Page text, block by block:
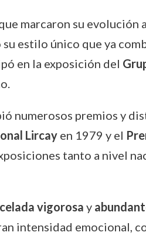
marcaron su evolución
estilo único que ya
en la exposición del
numerosos premios y
Lircayen 1979 y el
tanto a nivel
vigorosa y
intensidad emocional,